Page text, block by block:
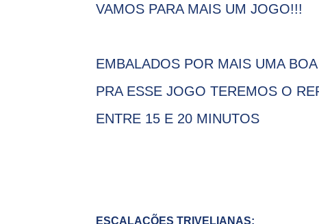
VAMOS PARA MAIS UM JOGO!!!
EMBALADOS POR MAIS UMA
PRA ESSE JOGO TEREMOS O
ENTRE 15 E 20 MINUTOS
ESCALAÇÕES TRIVELIANAS: